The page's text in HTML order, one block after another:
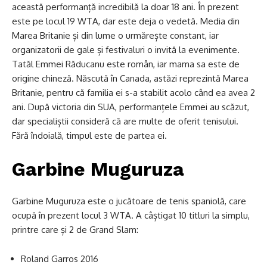
această performanță incredibilă la doar 18 ani. În prezent
este pe locul 19 WTA, dar este deja o vedetă. Media din
Marea Britanie și din lume o urmărește constant, iar
organizatorii de gale și festivaluri o invită la evenimente.
Tatăl Emmei Răducanu este român, iar mama sa este de
origine chineză. Născută în Canada, astăzi reprezintă Marea
Britanie, pentru că familia ei s-a stabilit acolo când ea avea 2
ani. După victoria din SUA, performanțele Emmei au scăzut,
dar specialiștii consideră că are multe de oferit tenisului.
Fără îndoială, timpul este de partea ei.
Garbine Muguruza
Garbine Muguruza este o jucătoare de tenis spaniolă, care
ocupă în prezent locul 3 WTA. A câștigat 10 titluri la simplu,
printre care și 2 de Grand Slam:
Roland Garros 2016